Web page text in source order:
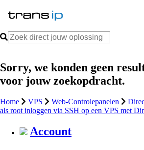
Sorry, we konden geen
voor jouw zoekopdracht.
Home VPS Web-Controlepanelen
als root inloggen via SSH op een VPS met
Account